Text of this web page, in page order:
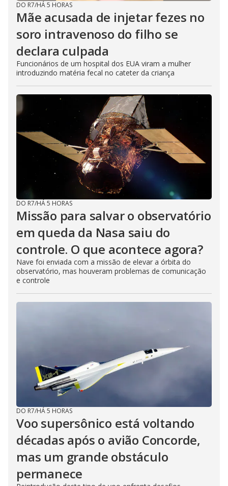
DO R7/HÁ 5 HORAS
Mãe acusada de injetar fezes no
soro intravenoso do filho se
declara culpada
Funcionários de um hospital dos EUA viram a mulher
introduzindo matéria fecal no cateter da criança
DO R7/HÁ 5 HORAS
Missão para salvar o observatório
em queda da Nasa saiu do
controle. O que acontece agora?
Nave foi enviada com a missão de elevar a órbita do
observatório, mas houveram problemas de comunicação
e controle
DO R7/HÁ 5 HORAS
Voo supersônico está voltando
décadas após o avião Concorde,
mas um grande obstáculo
permanece